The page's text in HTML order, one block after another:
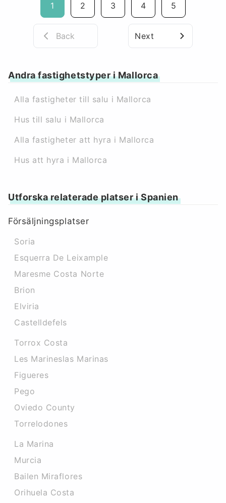
1 2 3 4 5
Back Next
Andra fastighetstyper i Mallorca
Alla fastigheter till salu i Mallorca
Hus till salu i Mallorca
Alla fastigheter att hyra i Mallorca
Hus att hyra i Mallorca
Utforska relaterade platser i Spanien
Försäljningsplatser
Soria
Esquerra De Leixample
Maresme Costa Norte
Brion
Elviria
Castelldefels
Torrox Costa
Les Marineslas Marinas
Figueres
Pego
Oviedo County
Torrelodones
La Marina
Murcia
Bailen Miraflores
Orihuela Costa